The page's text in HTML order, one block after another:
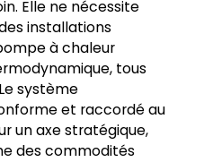
Elle ne nécessite
installations
à chaleur
tous
système
et raccordé au
un axe stratégique,
des commodités